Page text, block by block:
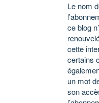
Le nom
ce blog
cette
certains
un mot
son